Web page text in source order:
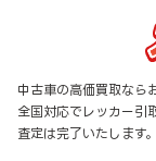
中古車の高価買取なら
全国対応でレッカー引
査定は完了いたします。